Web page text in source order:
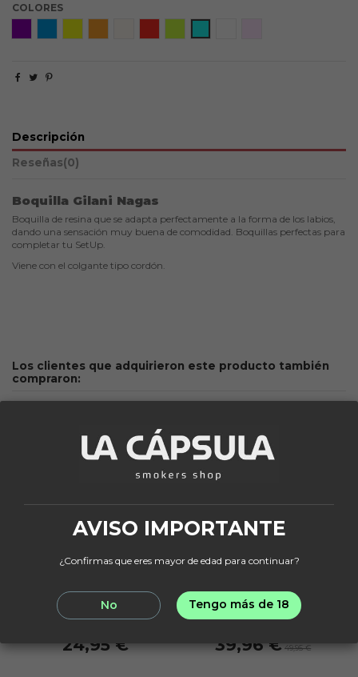
COLORES
Descripción
Reseñas(0)
Boquilla Gilani Nagas
Boquilla de resina que se adapta perfectamente a la forma de los labios,
dando una sensación muy buena de comodidad. Boquillas perfectas para
completar tu SetUp.
Viene con el colgante tipo cordón.
Los clientes que adquirieron este producto también
compraron:
KALOUD
Gestor de calor ONMO
24,95 €
-20%
LA CAPSULA BOWLS
Maletin Transporte
39,96 € 49,95 €
AVISO IMPORTANTE
¿Confirmas que eres mayor de edad para continuar?
No Tengo más de 18